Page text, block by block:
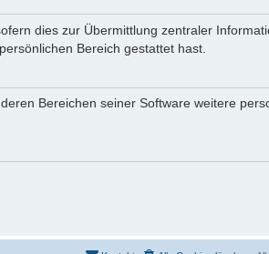
dies zur Übermittlung zentraler
Bereich gestattet hast.
Bereichen seiner Software weitere